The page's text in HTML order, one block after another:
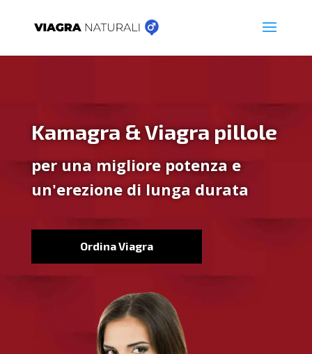
Kamagra & Viagra pillole
per una migliore potenza e
un'erezione di lunga durata
Ordina Viagra